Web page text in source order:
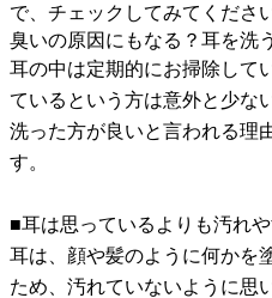
で、チェックしてみてください
臭いの原因にもなる？耳を洗
耳の中は定期的にお掃除して
ているという方は意外と少な
洗った方が良いと言われる理
す。
■耳は思っているよりも汚れ
耳は、顔や髪のように何かを
ため、汚れていないように思